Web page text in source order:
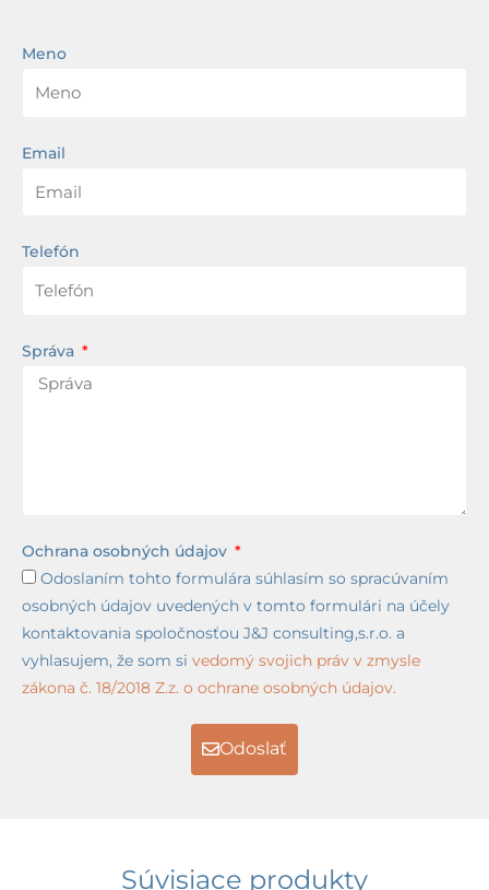
Meno
Email
Telefón
Správa
Ochrana osobných údajov
Odoslaním tohto formulára súhlasím so spracúvaním
osobných údajov uvedených v tomto formulári na účely
kontaktovania spoločnosťou J&J consulting,s.r.o. a
vyhlasujem, že som si vedomý svojich práv v zmysle
zákona č. 18/2018 Z.z. o ochrane osobných údajov.
Odoslať
Súvisiace produkty